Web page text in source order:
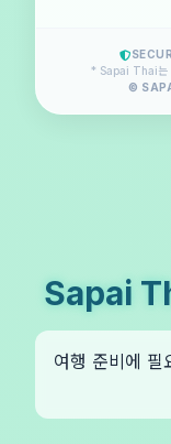
* Sapai Thai는
©
Sapai
여행 준비에 필